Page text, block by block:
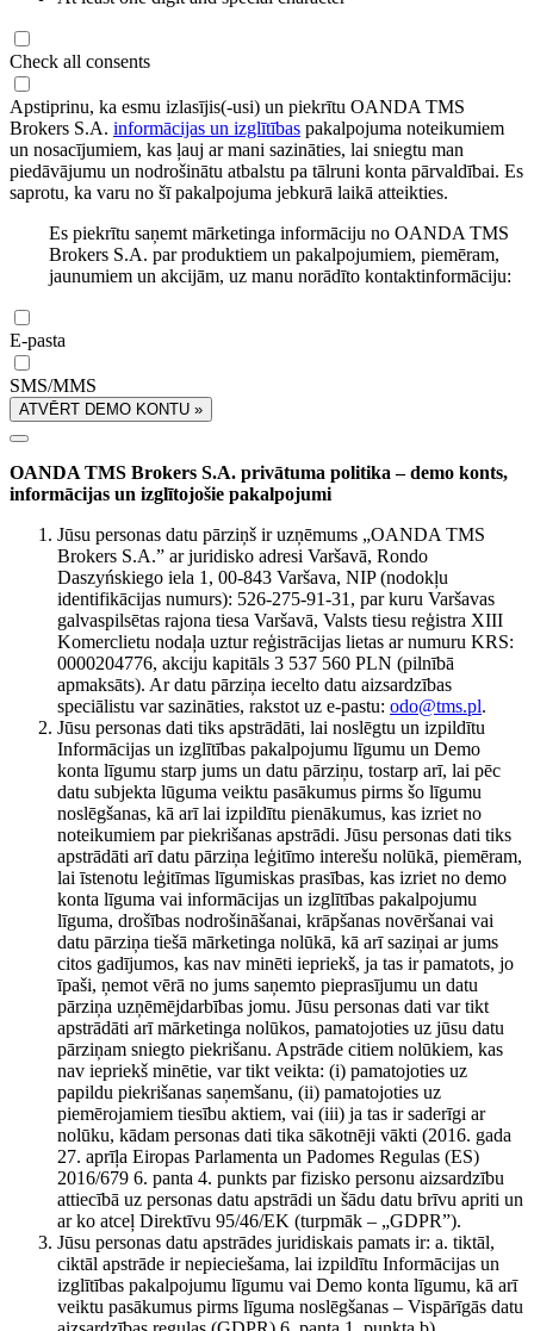
Check all consents
Apstiprinu, ka esmu izlasījis(-usi) un piekrītu OANDA TMS
Brokers S.A. informācijas un izglītības pakalpojuma noteikumiem
un nosacījumiem, kas ļauj ar mani sazināties, lai sniegtu man
piedāvājumu un nodrošinātu atbalstu pa tālruni konta pārvaldībai. Es
saprotu, ka varu no šī pakalpojuma jebkurā laikā atteikties.
Es piekrītu saņemt mārketinga informāciju no OANDA TMS
Brokers S.A. par produktiem un pakalpojumiem, piemēram,
jaunumiem un akcijām, uz manu norādīto kontaktinformāciju:
E-pasta
SMS/MMS
ATVĒRT DEMO KONTU »
OANDA TMS Brokers S.A. privātuma politika – demo konts,
informācijas un izglītojošie pakalpojumi
Jūsu personas datu pārziņš ir uzņēmums „OANDA TMS
Brokers S.A.” ar juridisko adresi Varšavā, Rondo
Daszyńskiego iela 1, 00-843 Varšava, NIP (nodokļu
identifikācijas numurs): 526-275-91-31, par kuru Varšavas
galvaspilsētas rajona tiesa Varšavā, Valsts tiesu reģistra XIII
Komerclietu nodaļa uztur reģistrācijas lietas ar numuru KRS:
0000204776, akciju kapitāls 3 537 560 PLN (pilnībā
apmaksāts). Ar datu pārziņa iecelto datu aizsardzības
speciālistu var sazināties, rakstot uz e-pastu: odo@tms.pl.
Jūsu personas dati tiks apstrādāti, lai noslēgtu un izpildītu
Informācijas un izglītības pakalpojumu līgumu un Demo
konta līgumu starp jums un datu pārziņu, tostarp arī, lai pēc
datu subjekta lūguma veiktu pasākumus pirms šo līgumu
noslēgšanas, kā arī lai izpildītu pienākumus, kas izriet no
noteikumiem par piekrišanas apstrādi. Jūsu personas dati tiks
apstrādāti arī datu pārziņa leģitīmo interešu nolūkā, piemēram,
lai īstenotu leģitīmas līgumiskas prasības, kas izriet no demo
konta līguma vai informācijas un izglītības pakalpojumu
līguma, drošības nodrošināšanai, krāpšanas novēršanai vai
datu pārziņa tiešā mārketinga nolūkā, kā arī saziņai ar jums
citos gadījumos, kas nav minēti iepriekš, ja tas ir pamatots, jo
īpaši, ņemot vērā no jums saņemto pieprasījumu un datu
pārziņa uzņēmējdarbības jomu. Jūsu personas dati var tikt
apstrādāti arī mārketinga nolūkos, pamatojoties uz jūsu datu
pārziņam sniegto piekrišanu. Apstrāde citiem nolūkiem, kas
nav iepriekš minētie, var tikt veikta: (i) pamatojoties uz
papildu piekrišanas saņemšanu, (ii) pamatojoties uz
piemērojamiem tiesību aktiem, vai (iii) ja tas ir saderīgi ar
nolūku, kādam personas dati tika sākotnēji vākti (2016. gada
27. aprīļa Eiropas Parlamenta un Padomes Regulas (ES)
2016/679 6. panta 4. punkts par fizisko personu aizsardzību
attiecībā uz personas datu apstrādi un šādu datu brīvu apriti un
ar ko atceļ Direktīvu 95/46/EK (turpmāk – „GDPR”).
Jūsu personas datu apstrādes juridiskais pamats ir: a. tiktāl,
ciktāl apstrāde ir nepieciešama, lai izpildītu Informācijas un
izglītības pakalpojumu līgumu vai Demo konta līgumu, kā arī
veiktu pasākumus pirms līguma noslēgšanas – Vispārīgās datu